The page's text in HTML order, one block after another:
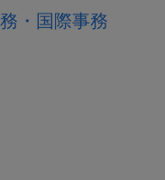
・国際事務